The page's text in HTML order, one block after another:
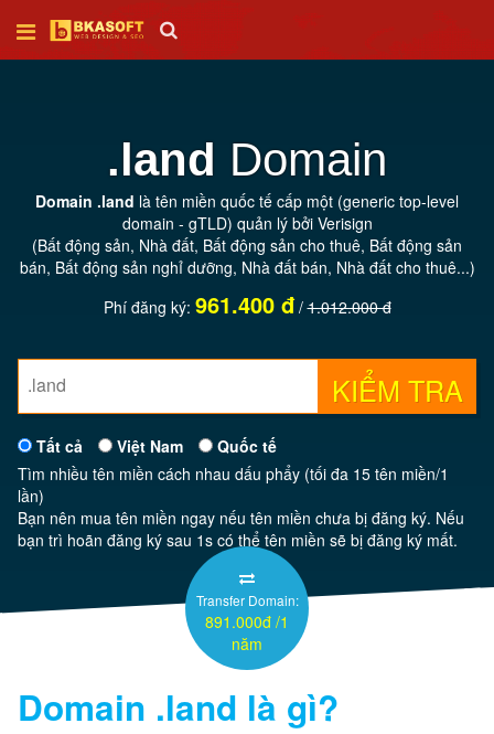
Thiết
web
Tên
miền
Hosting
Server
Thêm
.land Domain
Domain .land là tên miền quốc tế cấp một (generic top-level
domain - gTLD) quản lý bởi Verisign
(Bất động sản, Nhà đất, Bất động sản cho thuê, Bất động sản
bán, Bất động sản nghỉ dưỡng, Nhà đất bán, Nhà đất cho thuê...)
Phí đăng ký: 961.400 đ/1.012.000 đ
KIỂM TRA
Tất cả Việt Nam
Quốc tế
Tìm nhiều tên miền cách nhau dấu phẩy (tối đa 15 tên miền/1
lần)
Bạn nên mua tên miền ngay nếu tên miền chưa bị đăng ký. Nếu
bạn trì hoãn đăng ký sau 1s có thể tên miền sẽ bị đăng ký mất.
Transfer Domain:
891.000đ /1
năm
Domain .land là gì?